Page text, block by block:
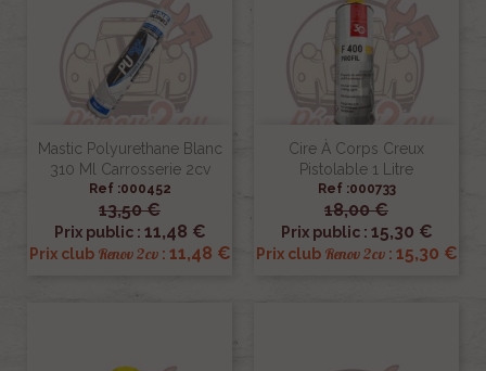
Mastic Polyurethane Blanc
310 Ml Carrosserie 2cv
Ref :000452
13,50 €
Prix public : 11,48 €
Prix club Renov 2cv: 11,48 €
Cire À Corps Creux
Pistolable 1 Litre
Ref :000733
18,00 €
Prix public : 15,30 €
Prix club Renov 2cv: 15,30 €